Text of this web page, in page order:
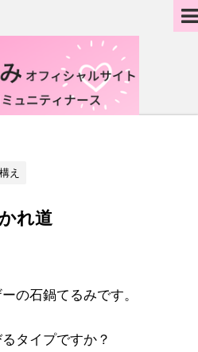
え
れ道
の石鍋てるみです。
タイプですか？